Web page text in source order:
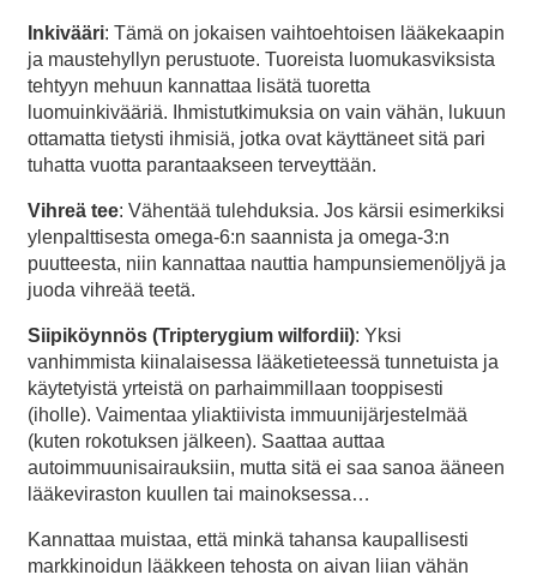
Inkivääri: Tämä on jokaisen vaihtoehtoisen lääkekaapin
ja maustehyllyn perustuote. Tuoreista luomukasviksista
tehtyyn mehuun kannattaa lisätä tuoretta
luomuinkivääriä. Ihmistutkimuksia on vain vähän, lukuun
ottamatta tietysti ihmisiä, jotka ovat käyttäneet sitä pari
tuhatta vuotta parantaakseen terveyttään.
Vihreä tee: Vähentää tulehduksia. Jos kärsii esimerkiksi
ylenpalttisesta omega-6:n saannista ja omega-3:n
puutteesta, niin kannattaa nauttia hampunsiemenöljyä ja
juoda vihreää teetä.
Siipiköynnös (Tripterygium wilfordii): Yksi
vanhimmista kiinalaisessa lääketieteessä tunnetuista ja
käytetyistä yrteistä on parhaimmillaan tooppisesti
(iholle). Vaimentaa yliaktiivista immuunijärjestelmää
(kuten rokotuksen jälkeen). Saattaa auttaa
autoimmuunisairauksiin, mutta sitä ei saa sanoa ääneen
lääkeviraston kuullen tai mainoksessa…
Kannattaa muistaa, että minkä tahansa kaupallisesti
markkinoidun lääkkeen tehosta on aivan liian vähän